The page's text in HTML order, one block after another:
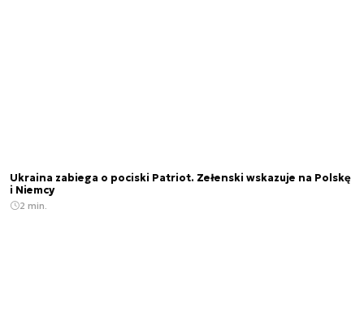
Ukraina zabiega o pociski Patriot. Zełenski wskazuje na Polskę
i Niemcy
2 min.